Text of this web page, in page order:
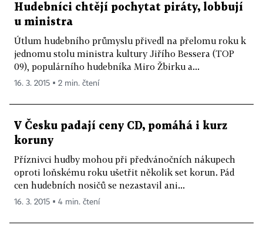
Hudebníci chtějí pochytat piráty, lobbují
u ministra
Útlum hudebního průmyslu přivedl na přelomu roku k
jednomu stolu ministra kultury Jiřího Bessera (TOP
09), populárního hudebníka Miro Žbirku a...
16. 3. 2015 ▪ 2 min. čtení
V Česku padají ceny CD, pomáhá i kurz
koruny
Příznivci hudby mohou při předvánočních nákupech
oproti loňskému roku ušetřit několik set korun. Pád
cen hudebních nosičů se nezastavil ani...
16. 3. 2015 ▪ 4 min. čtení